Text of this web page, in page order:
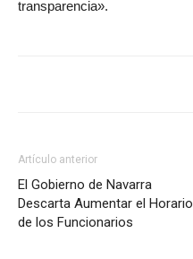
transparencia».
Artículo anterior
El Gobierno de Navarra
Descarta Aumentar el Horario
de los Funcionarios